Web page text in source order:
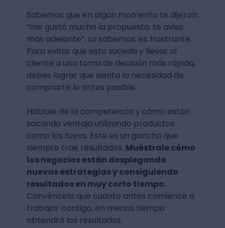
Sabemos que en algún momento te dijeron:
“me gustó mucho la propuesta, te aviso
más adelante”. Lo sabemos, es frustrante.
Para evitar que esto suceda y llevar al
cliente a una toma de decisión más rápida,
debes lograr que sienta la necesidad de
comprarte lo antes posible.
Háblale de la competencia y cómo están
sacando ventaja utilizando productos
como los tuyos. Este es un gancho que
siempre trae resultados. Muéstrale cómo
los negocios están desplegando
nuevas estrategias y consiguiendo
resultados en muy corto tiempo.
Convéncelo que cuanto antes comience a
trabajar contigo, en menos tiempo
obtendrá los resultados.